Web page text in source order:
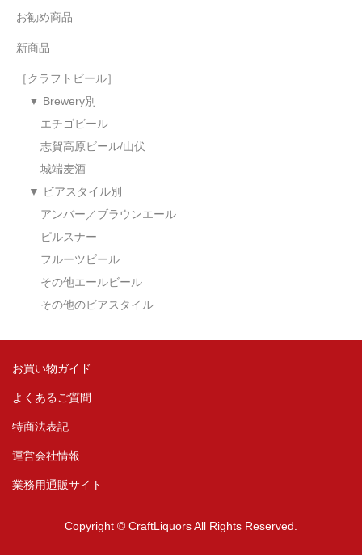
お勧め商品
新商品
［クラフトビール］
▼ Brewery別
エチゴビール
志賀高原ビール/山伏
城端麦酒
▼ ビアスタイル別
アンバー／ブラウンエール
ピルスナー
フルーツビール
その他エールビール
その他のビアスタイル
お買い物ガイド
よくあるご質問
特商法表記
運営会社情報
業務用通販サイト
Copyright © CraftLiquors All Rights Reserved.